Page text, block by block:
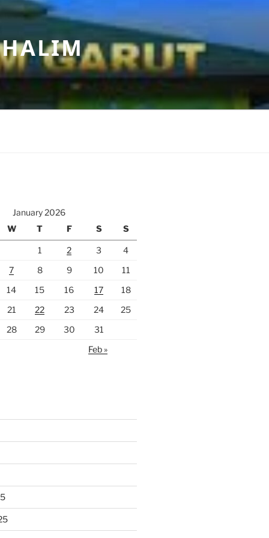
HALIM
January 2026
W T F S S
1 2 3
4
7 8 9 10
11
14 15 16 17
18
21 22 23 24
25
28 29 30
31
Feb »